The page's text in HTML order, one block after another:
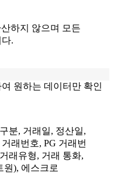
하지 않으며 모든
.
원하는 데이터만 확인
분, 거래일, 정산일,
래번호, PG 거래번
래유형, 거래 통화,
원), 에스크로